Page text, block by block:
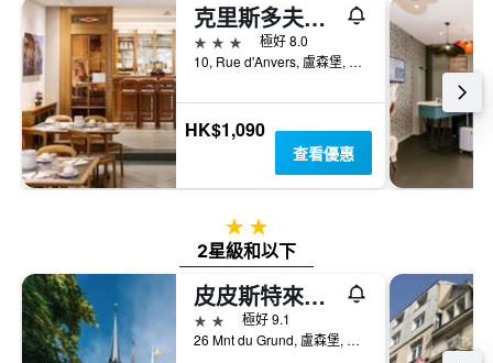
克里斯多夫可倫坡酒店 - 盧森堡市
3星級
極好 8.0
10, Rue d'Anvers, 盧森堡, 盧森堡區, 盧森堡
HK$1,090
查看優惠
2星級
2星級和以下
皮皮斯特來爾酒店
2星級
極好 9.1
26 Mnt du Grund, 盧森堡, 盧森堡區, 盧森堡